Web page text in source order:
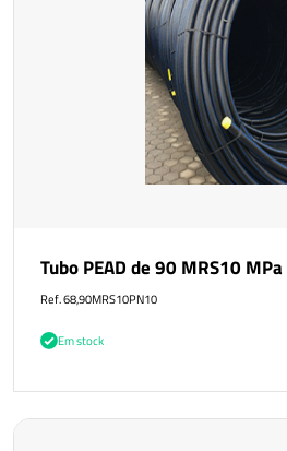
Tubo PEAD de 90 MRS10
Ref. 68,90MRS10PN10
Em stock